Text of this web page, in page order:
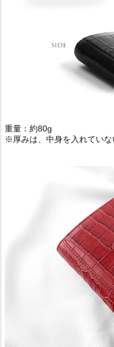
重量：約80g
※厚みは、中身を入れていな